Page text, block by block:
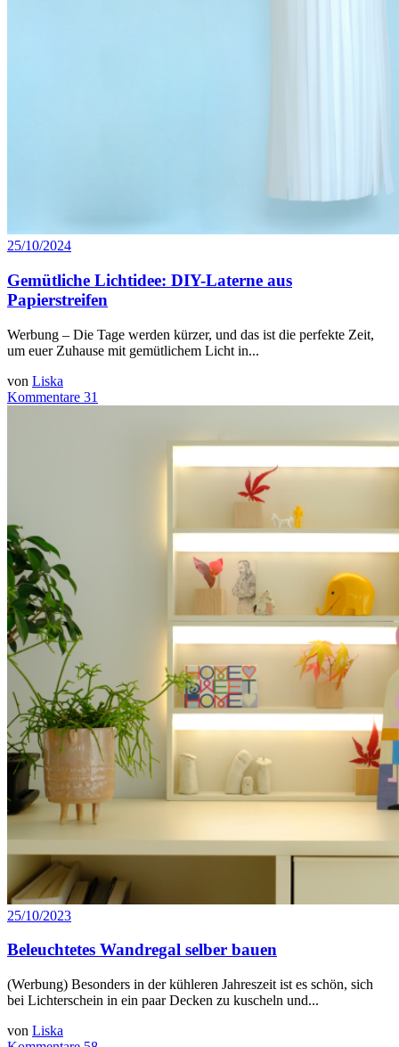
25/10/2024
Gemütliche Lichtidee: DIY-Laterne aus
Papierstreifen
Werbung – Die Tage werden kürzer, und das ist die perfekte Zeit,
um euer Zuhause mit gemütlichem Licht in...
von Liska
Kommentare 31
25/10/2023
Beleuchtetes Wandregal selber bauen
(Werbung) Besonders in der kühleren Jahreszeit ist es schön, sich
bei Lichterschein in ein paar Decken zu kuscheln und...
von Liska